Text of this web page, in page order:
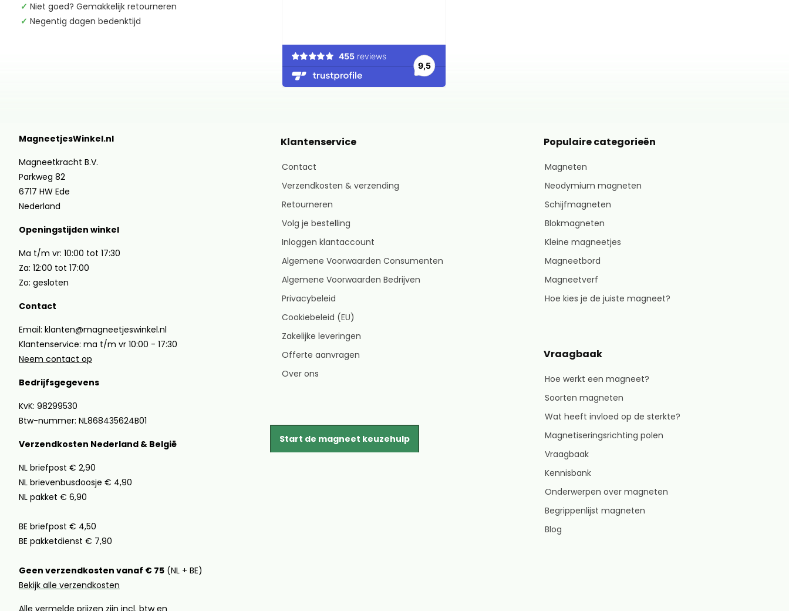
✓ Niet goed? Gemakkelijk retourneren
✓ Negentig dagen bedenktijd
MagneetjesWinkel.nl
Magneetkracht B.V.
Parkweg 82
6717 HW Ede
Nederland
Openingstijden winkel
Ma t/m vr: 10:00 tot 17:30
Za: 12:00 tot 17:00
Zo: gesloten
Contact
Email: klanten@magneetjeswinkel.nl
Klantenservice: ma t/m vr 10:00 - 17:30
Neem contact op
Bedrijfsgegevens
KvK: 98299530
Btw-nummer: NL868435624B01
Verzendkosten Nederland & België
NL briefpost € 2,90
NL brievenbusdoosje € 4,90
NL pakket € 6,90
BE briefpost € 4,50
BE pakketdienst € 7,90
Geen verzendkosten vanaf € 75 (NL + BE)
Bekijk alle verzendkosten
Alle vermelde prijzen zijn incl. btw en
Klantenservice
Contact
Verzendkosten & verzending
Retourneren
Volg je bestelling
Inloggen klantaccount
Algemene Voorwaarden Consumenten
Algemene Voorwaarden Bedrijven
Privacybeleid
Cookiebeleid (EU)
Zakelijke leveringen
Offerte aanvragen
Over ons
Start de magneet keuzehulp
Populaire categorieën
Magneten
Neodymium magneten
Schijfmagneten
Blokmagneten
Kleine magneetjes
Magneetbord
Magneetverf
Hoe kies je de juiste magneet?
Vraagbaak
Hoe werkt een magneet?
Soorten magneten
Wat heeft invloed op de sterkte?
Magnetiseringsrichting polen
Vraagbaak
Kennisbank
Onderwerpen over magneten
Begrippenlijst magneten
Blog